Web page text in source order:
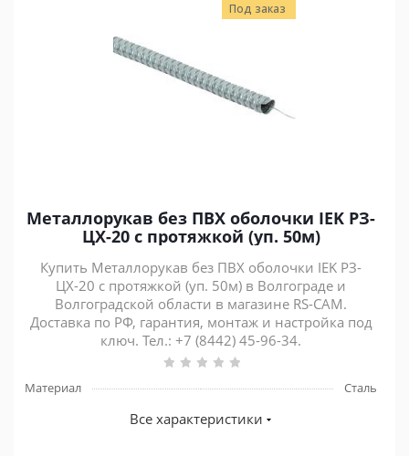
Под заказ
Металлорукав без ПВХ оболочки IEK РЗ-
ЦХ-20 с протяжкой (уп. 50м)
Купить Металлорукав без ПВХ оболочки IEK РЗ-
ЦХ-20 с протяжкой (уп. 50м) в Волгограде и
Волгоградской области в магазине RS-CAM.
Доставка по РФ, гарантия, монтаж и настройка под
ключ. Тел.: +7 (8442) 45-96-34.
Материал Сталь
Все характеристики